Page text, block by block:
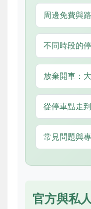
周邊免費與
不同時段的
放棄開車：
從停車點走
常見問題與
官方與私